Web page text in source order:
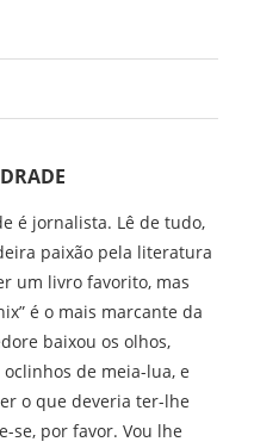
é jornalista. Lê de tudo,
paixão pela literatura
um livro favorito, mas
é o mais marcante da
baixou os olhos,
de meia-lua, e
o que deveria ter-lhe
se, por favor. Vou lhe